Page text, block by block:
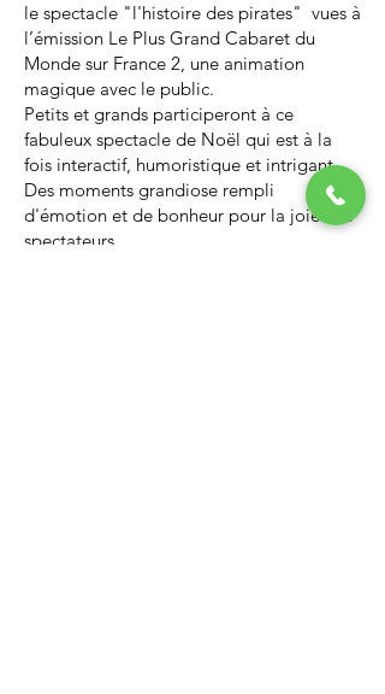
le spectacle "l'histoire des pirates" vues à
l’émission Le Plus Grand Cabaret du
Monde sur France 2, une animation
magique avec le public.
Petits et grands participeront à ce
fabuleux spectacle de Noël qui est à la
fois interactif, humoristique et intrigant.
Des moments grandiose rempli
d'émotion et de bonheur pour la joie des
spectateurs.